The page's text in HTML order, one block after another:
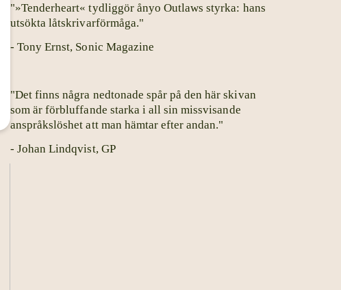
"»Tenderheart« tydliggör ånyo Outlaws styrka: hans
utsökta låtskrivarförmåga."
- Tony Ernst, Sonic Magazine
"Det finns några nedtonade spår på den här skivan
som är förbluffande starka i all sin missvisande
anspråkslöshet att man hämtar efter andan."
- Johan Lindqvist, GP